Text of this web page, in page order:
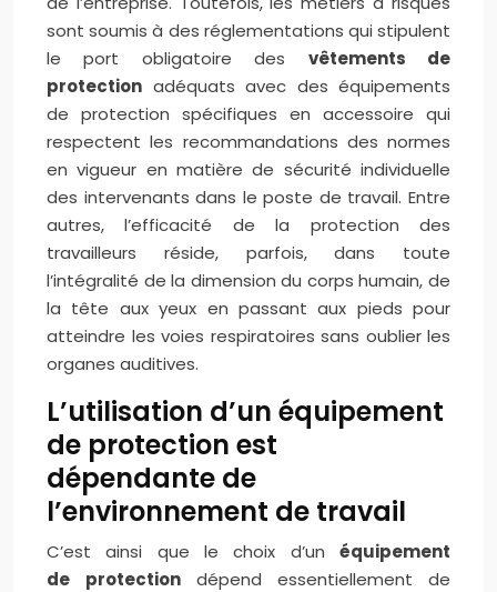
sont soumis à des réglementations qui stipulent
le port obligatoire des vêtements de
protection adéquats avec des équipements
de protection spécifiques en accessoire qui
respectent les recommandations des normes
en vigueur en matière de sécurité individuelle
des intervenants dans le poste de travail. Entre
autres, l’efficacité de la protection des
travailleurs réside, parfois, dans toute
l’intégralité de la dimension du corps humain, de
la tête aux yeux en passant aux pieds pour
atteindre les voies respiratoires sans oublier les
organes auditives.
L’utilisation d’un équipement
de protection est
dépendante de
l’environnement de travail
C’est ainsi que le choix d’un équipement
de
protection dépend essentiellement de